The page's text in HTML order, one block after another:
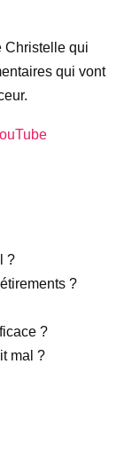
Christelle qui
qui vont
?
?
?
mal ?